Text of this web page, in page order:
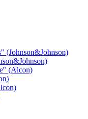
(Alcon)